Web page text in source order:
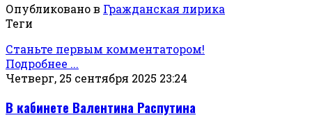
Опубликовано в Гражданская лирика
Теги
Станьте первым комментатором!
Подробнее ...
Четверг, 25 сентября 2025 23:24
В кабинете Валентина Распутина